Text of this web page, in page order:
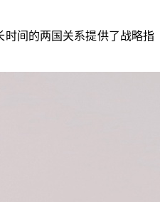
间的两国关系提供了战略指